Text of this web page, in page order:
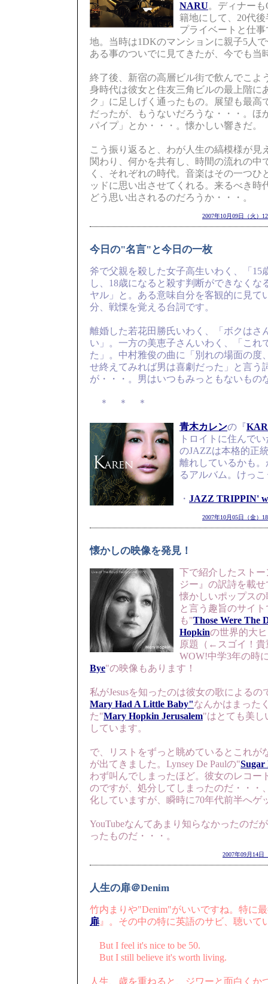
NARU。ディナー
籍地にして、20代
プライベートと仕
地。当時は1DKのマンションに親子5人
ある事のついでに見てきたが、今でも当
終了後、新宿の高層ビル街で飲んでこよ
身時代は彼女と住友三角ビルの最上階に
ク」に足しげく通ったもの。展望も最高
だったが、もうないだろうな・・・。ほ
パイプ」とか・・・。懐かしい響きだ。
こう振り返ると、わが人生の縞模様が見
関わり、何かを共有し、時間の流れの中
く、それぞれの時代。音楽はその一つひ
ッドに思い出させてくれる。来るべき時
どう思い出されるのだろうか・・・。
2007年10月09日（火）
今日の"名言"と今日の一枚
斧で父親を殺した女子高生いわく、「15
し、18歳になると殺す判断ができなくな
ヤル」と。ある意味自分を客観的に見て
分、戦慄を覚える台詞です。
離婚した若花田勝氏いわく、「ボクはさ
い」。一方の美恵子さんいわく、「これ
た」。中村雅俊の曲に「別れの場面の度
せ終えてみれば男は喜劇だった」と言う
が・・・。男はいつもみっともないもの
＊ ＊ ＊
青木カレンの『
トロイトに住んで
のJAZZは本格的正
離れしているかも
るアルバム。けっ
・ JAZZ TRIPPIN'
2007年10月05日（金）
懐かしの映像を発見！
下で紹介したスト
ジー』の訳詩を載
懐かしいポップス
と言う趣旨のサイ
も"Those Were The
Hopkinの世界的大
原題（←スゴイ！貴
WOW!中学3年の時
Bye"の映像もあります！
私がJesusを知ったのは彼女の歌によるの
Mary Had A Little Baby"なんかはまった
た"Mary Hopkin Jerusalem"はとても美し
しています。
で、リストをずっと眺めているとこれが
が出てきました。Lynsey De Paulの"Sugar
わず叫んでしまったほど。彼女のレコー
のですが、処分してしまったのだ・・・
化していますが、瞬時に70年代前半へゲ
YouTubeなんてあまり知らなかったのだ
ったものだ・・・。
2007年09月14日
人生の扉＠Denim
竹内まりや"Denim"がいいですね。特に
扉 』。その中の特に英語のサビ、聴いて
But I feel it's nice to be 50.
But I still believe it's worth living.
人生、歳を重ねると、ジワーと面白くか